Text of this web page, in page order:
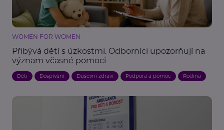
WOMEN FOR WOMEN
Přibývá dětí s úzkostmi. Odborníci upozorňují na
význam včasné pomoci
Děti Dospívání Duševní zdraví Podpora a pomoc Rodina